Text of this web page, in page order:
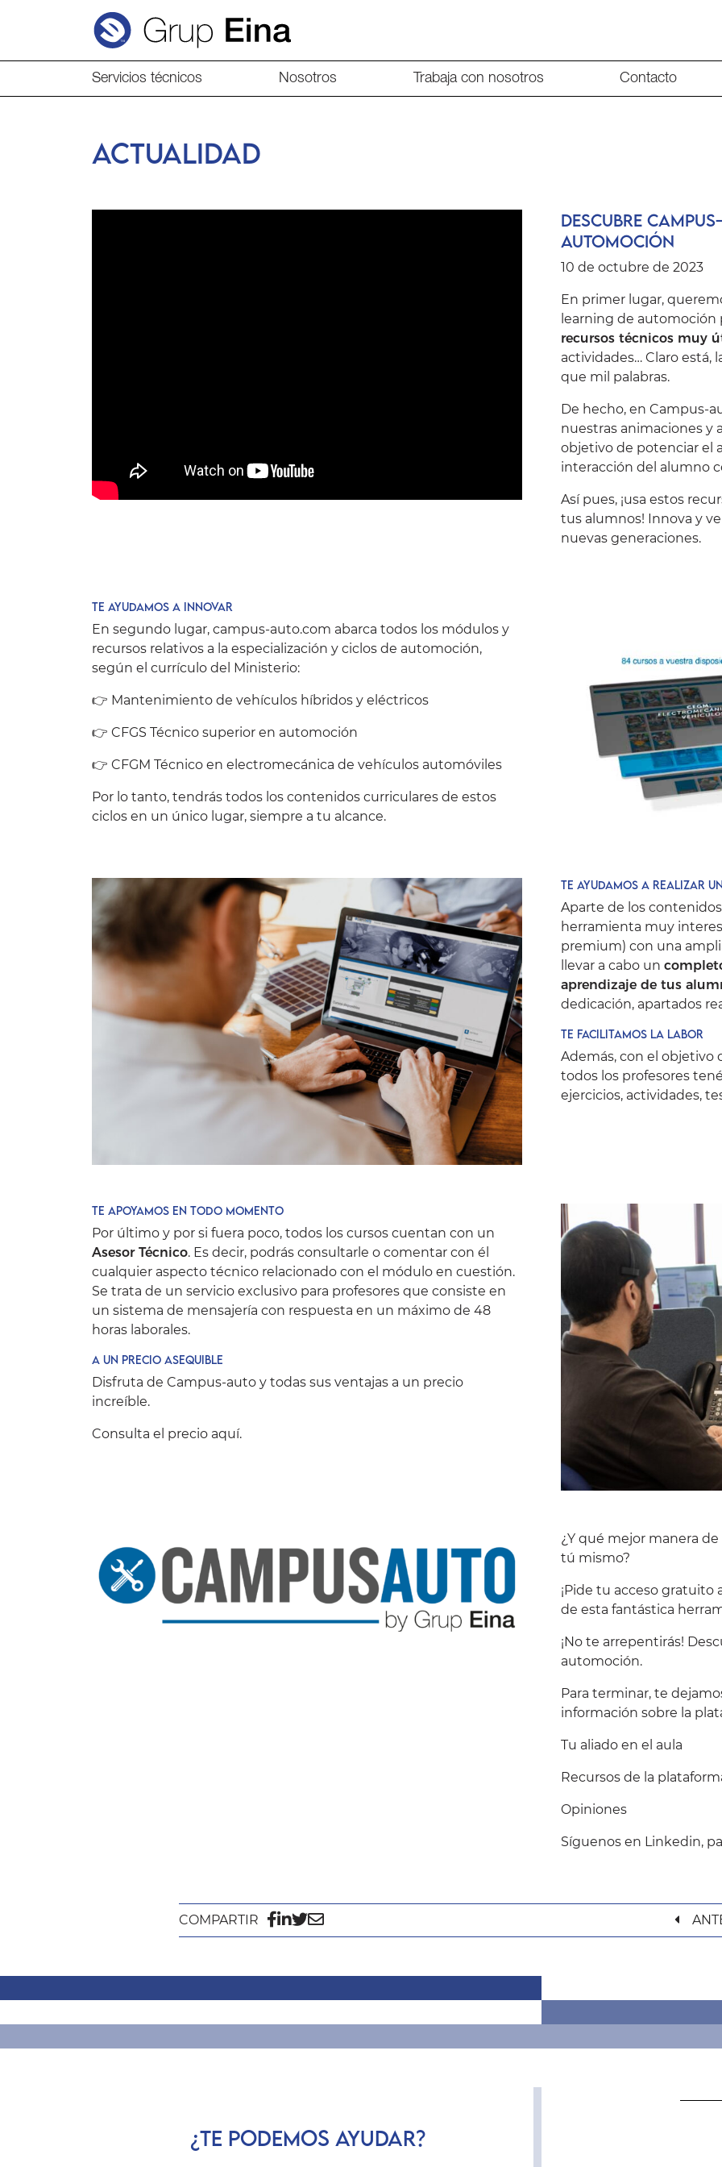
Servicios técnicos Nosotros Trabaja con nosotros Contacto
ACTUALIDAD
Descubre
automoción
10 de octubre de 2023
En primer lugar,
learning de
recursos técnicos muy
actividades… Claro está,
que mil palabras.
De hecho, en Campus-
nuestras animaciones y
objetivo de potenciar el
interacción del alumno
Así pues, ¡usa estos
tus alumnos! Innova y
nuevas generaciones.
Te ayudamos a innovar
En segundo lugar, campus-auto.com abarca todos los módulos y
recursos relativos a la especialización y ciclos de automoción,
según el currículo del Ministerio:
👉 Mantenimiento de vehículos híbridos y eléctricos
👉 CFGS Técnico superior en automoción
👉 CFGM Técnico en electromecánica de vehículos automóviles
Por lo tanto, tendrás todos los contenidos curriculares de estos
ciclos en un único lugar, siempre a tu alcance.
Te ayudamos a realizar
Aparte de los
herramienta muy
premium) con una
llevar a cabo un
aprendizaje de tus
dedicación, apartados
Te facilitamos la labor
Además, con el objetivo
todos los profesores
ejercicios, actividades,
Te apoyamos en todo momento
Por último y por si fuera poco, todos los cursos cuentan con un
Asesor Técnico. Es decir, podrás consultarle o comentar con él
cualquier aspecto técnico relacionado con el módulo en cuestión.
Se trata de un servicio exclusivo para profesores que consiste en
un sistema de mensajería con respuesta en un máximo de 48
horas laborales.
A un precio asequible
Disfruta de Campus-auto y todas sus ventajas a un precio
increíble.
Consulta el precio aquí.
¿Y qué mejor manera
tú mismo?
¡Pide tu acceso gratuito
de esta fantástica
¡No te arrepentirás!
automoción.
Para terminar, te
información sobre la
Tu aliado en el aula
Recursos de la
Opiniones
Síguenos en Linkedin,
COMPARTIR
¿TE PODEMOS AYUDAR?